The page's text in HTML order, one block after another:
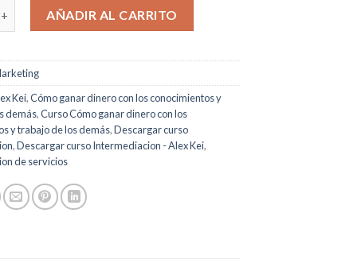
cantidadAÑADIR AL CARRITO
Kei,Cómo ganar dinero con los conocimientos y
demás,Curso Cómo ganar dinero con los
y trabajo de los demás,Descargar curso
,Descargar curso Intermediacion - Alex Kei,
de servicios